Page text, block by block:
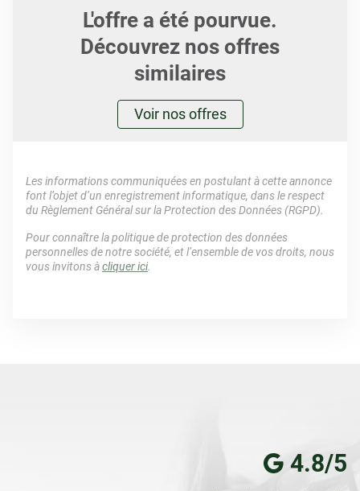
L'offre a été pourvue.
Découvrez nos offres
similaires
Voir nos offres
Les informations communiquées en postulant à cette annonce
font l’objet d’un enregistrement informatique, dans le respect
du Règlement Général sur la Protection des Données (RGPD).
Pour connaître la politique de protection des données
personnelles de notre société, et l’ensemble de vos droits, nous
vous invitons àcliquer ici.
4.8/5